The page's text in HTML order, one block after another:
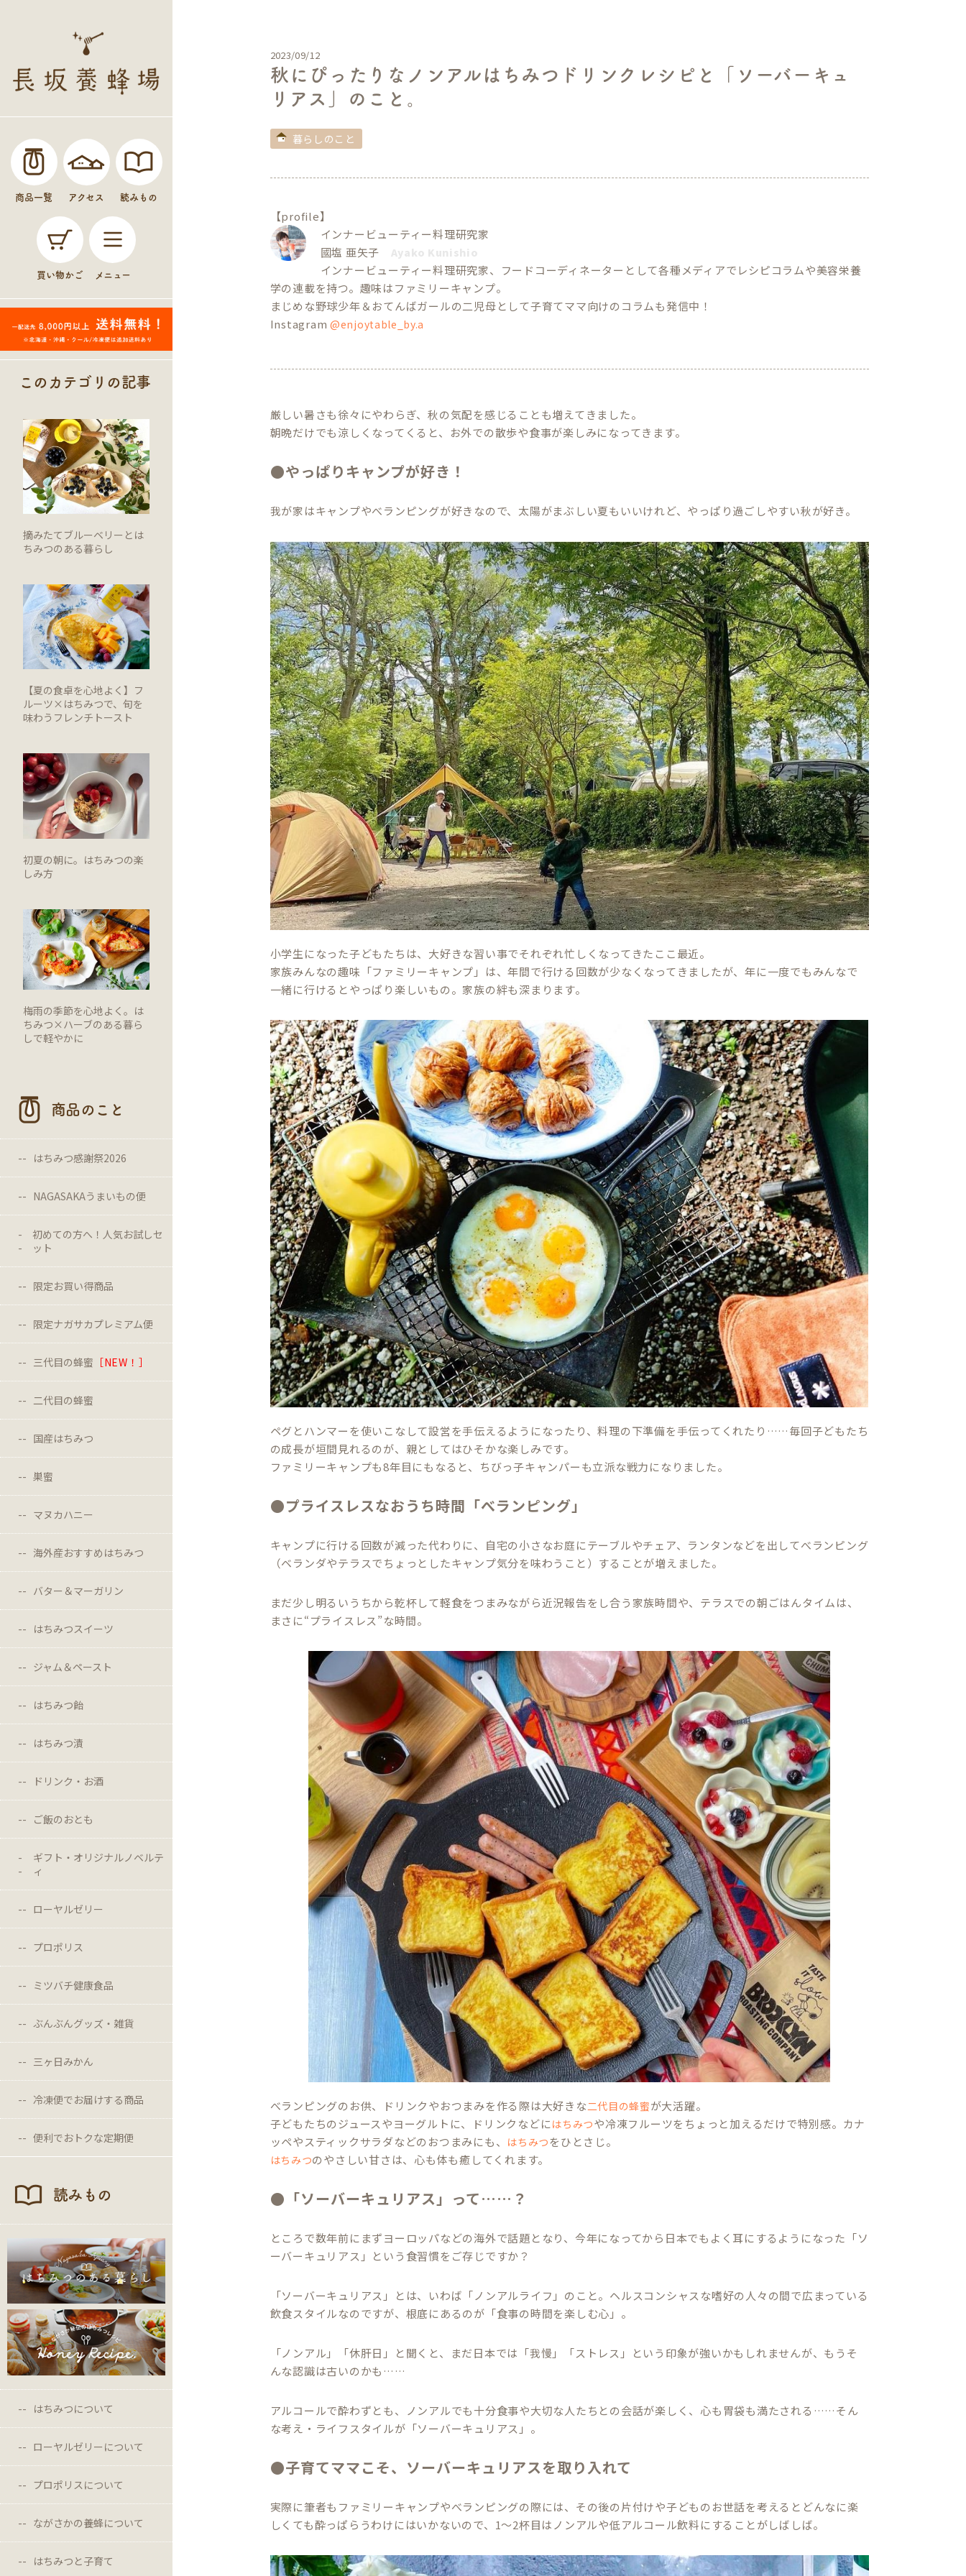
商品一覧 アクセス 読みもの
買い物かご メニュー
このカテゴリの記事
摘みたてブルーベリーとは
ちみつのある暮らし
【夏の食卓を心地よく】フ
ルーツ×はちみつで、旬を
味わうフレンチトースト
初夏の朝に。はちみつの楽
しみ方
梅雨の季節を心地よく。は
ちみつ×ハーブのある暮ら
しで軽やかに
商品のこと
はちみつ感謝祭2026
NAGASAKAうまいもの便
初めての方へ！人気お試しセ
ット
限定お買い得商品
限定ナガサカプレミアム便
三代目の蜂蜜 ［NEW！］
二代目の蜂蜜
国産はちみつ
巣蜜
マヌカハニー
海外産おすすめはちみつ
バター＆マーガリン
はちみつスイーツ
ジャム＆ペースト
はちみつ飴
はちみつ漬
ドリンク・お酒
ご飯のおとも
ギフト・オリジナルノベルテ
ィ
ローヤルゼリー
プロポリス
ミツバチ健康食品
ぶんぶんグッズ・雑貨
三ヶ日みかん
冷凍便でお届けする商品
便利でおトクな定期便
読みもの
はちみつについて
ローヤルゼリーについて
プロポリスについて
ながさかの養蜂について
はちみつと子育て
2023/09/12
秋にぴったりなノンアルはちみつドリンクレシピと「ソーバーキュ
リアス」のこと。
暮らしのこと
【profile】
インナービューティー料理研究家
國塩 亜矢子
インナービューティー料理研究家、フードコーディネーターとして各種メディアでレシピコラムや美容栄養
学の連載を持つ。趣味はファミリーキャンプ。
まじめな野球少年＆おてんばガールの二児母として子育てママ向けのコラムも発信中！
Instagram @enjoytable_by.a
厳しい暑さも徐々にやわらぎ、秋の気配を感じることも増えてきました。
朝晩だけでも涼しくなってくると、お外での散歩や食事が楽しみになってきます。
●やっぱりキャンプが好き！
我が家はキャンプやべランピングが好きなので、太陽がまぶしい夏もいいけれど、やっぱり過ごしやすい秋が好き。
小学生になった子どもたちは、大好きな習い事でそれぞれ忙しくなってきたここ最近。
家族みんなの趣味「ファミリーキャンプ」は、年間で行ける回数が少なくなってきましたが、年に一度でもみんなで
一緒に行けるとやっぱり楽しいもの。家族の絆も深まります。
ペグとハンマーを使いこなして設営を手伝えるようになったり、料理の下準備を手伝ってくれたり……毎回子どもたち
の成長が垣間見れるのが、親としてはひそかな楽しみです。
ファミリーキャンプも8年目にもなると、ちびっ子キャンパーも立派な戦力になりました。
●プライスレスなおうち時間「べランピング」
キャンプに行ける回数が減った代わりに、自宅の小さなお庭にテーブルやチェア、ランタンなどを出してべランピング
（ベランダやテラスでちょっとしたキャンプ気分を味わうこと）することが増えました。
まだ少し明るいうちから乾杯して軽食をつまみながら近況報告をし合う家族時間や、テラスでの朝ごはんタイムは、
まさに“プライスレス”な時間。
べランピングのお供、ドリンクやおつまみを作る際は大好きな二代目の蜂蜜が大活躍。
子どもたちのジュースやヨーグルトに、ドリンクなどにはちみつや冷凍フルーツをちょっと加えるだけで特別感。カナ
ッペやスティックサラダなどのおつまみにも、
はちみつをひとさじ。
はちみつのやさしい甘さは、心も体も癒してくれます。
●「ソーバーキュリアス」って……？
ところで数年前にまずヨーロッパなどの海外で話題となり、今年になってから日本でもよく耳にするようになった「ソ
ーバーキュリアス」という食習慣をご存じですか？
「ソーバーキュリアス」とは、いわば「ノンアルライフ」のこと。ヘルスコンシャスな嗜好の人々の間で広まっている
飲食スタイルなのですが、根底にあるのが「食事の時間を楽しむ心」。
「ノンアル」「休肝日」と聞くと、まだ日本では「我慢」「ストレス」という印象が強いかもしれませんが、もうそ
んな認識は古いのかも……
アルコールで酔わずとも、ノンアルでも十分食事や大切な人たちとの会話が楽しく、心も胃袋も満たされる……そん
な考え・ライフスタイルが「ソーバーキュリアス」。
●子育てママこそ、ソーバーキュリアスを取り入れて
実際に筆者もファミリーキャンプやべランピングの際には、その後の片付けや子どものお世話を考えるとどんなに楽
しくても酔っぱらうわけにはいかないので、1～2杯目はノンアルや低アルコール飲料にすることがしばしば。